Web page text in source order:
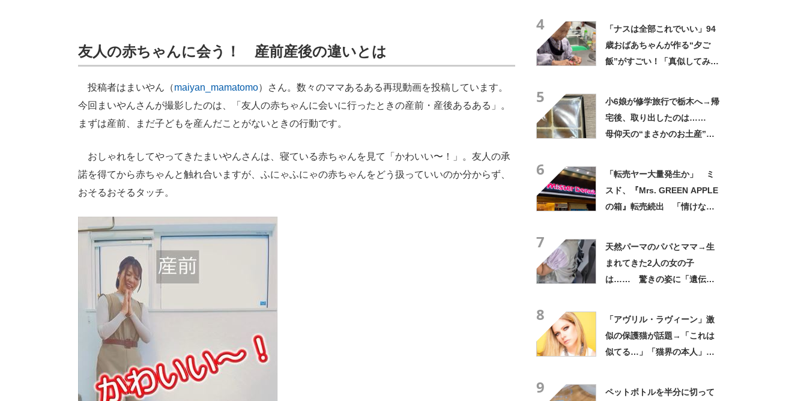
友人の赤ちゃんに会う！ 産前産後の違いとは
投稿者はまいやん（maiyan_mamatomo）さん。数々のママあるある再現動画を投稿しています。
今回まいやんさんが撮影したのは、「友人の赤ちゃんに会いに行ったときの産前・産後あるある」。
まずは産前、まだ子どもを産んだことがないときの行動です。
おしゃれをしてやってきたまいやんさんは、寝ている赤ちゃんを見て「かわいい〜！」。友人の承
諾を得てから赤ちゃんと触れ合いますが、ふにゃふにゃの赤ちゃんをどう扱っていいのか分からず、
おそるおそるタッチ。
4
「ナスは全部これでいい」94
歳おばあちゃんが作る“夕ご
飯”がすごい！「真似してみま
5
小6娘が修学旅行で栃木へ→帰
宅後、取り出したのは……
母仰天の“まさかのお土産”に
6
「転売ヤー大量発生か」 ミ
スド、『Mrs. GREEN APPLE
の箱』転売続出 「情けない
7
天然パーマのパパとママ→生
まれてきた2人の女の子
は…… 驚きの姿に「遺伝っ
8
「アヴリル・ラヴィーン」激
似の保護猫が話題→「これは
似てる…」「猫界の本人」
9
ペットボトルを半分に切って